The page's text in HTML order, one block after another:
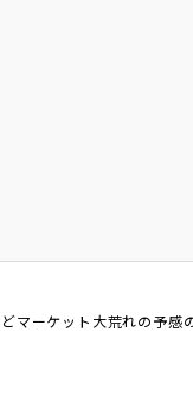
マーケット大荒れの予